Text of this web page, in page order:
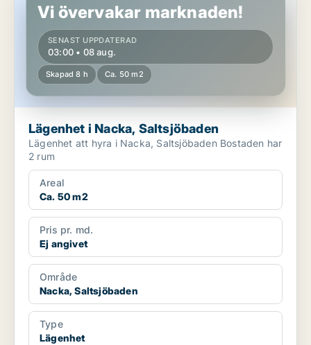
Vi övervakar marknaden!
SENAST UPPDATERAD
03:00 • 08 aug.
Skapad 8 h Ca. 50 m2
Lägenhet i Nacka, Saltsjöbaden
Lägenhet att hyra i Nacka, Saltsjöbaden Bostaden har
2 rum
Areal
Ca. 50 m2
Pris pr. md.
Ej angivet
Område
Nacka, Saltsjöbaden
Type
Lägenhet